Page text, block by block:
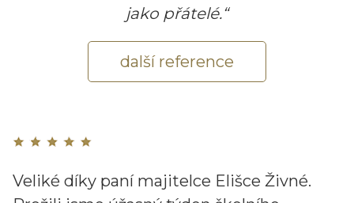
jako přátelé.“
další reference
Veliké díky paní majitelce Elišce Živné.